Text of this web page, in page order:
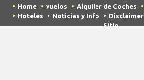
Home vuelos Alquiler de Coches
Hoteles
Noticias y Info Disclaimer
Sitio